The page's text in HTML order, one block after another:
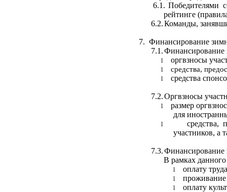
6.1. Победителями
рейтинге
6.2.Команды,
7. Финансирование
7.1.Финансирование
l оргвзносы
l средства,
l средства
7.2.Оргвзносы
l
размер
для
l
средства,
участников, а
7.3.Финансирование
В рамках данного
l оплату
l
l оплату